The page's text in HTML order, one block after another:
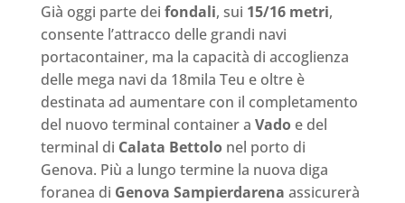
Già oggi parte dei fondali, sui 15/16 metri,
consente l’attracco delle grandi navi
portacontainer, ma la capacità di accoglienza
delle mega navi da 18mila Teu e oltre è
destinata ad aumentare con il completamento
del nuovo terminal container a Vadoe del
terminal di Calata Bettolonel porto di
Genova. Più a lungo termine la nuova diga
foranea di Genova Sampierdarena assicurerà